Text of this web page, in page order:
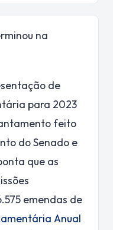
na
de
para 2023
feito
do Senado e
que as
emendas de
Anual